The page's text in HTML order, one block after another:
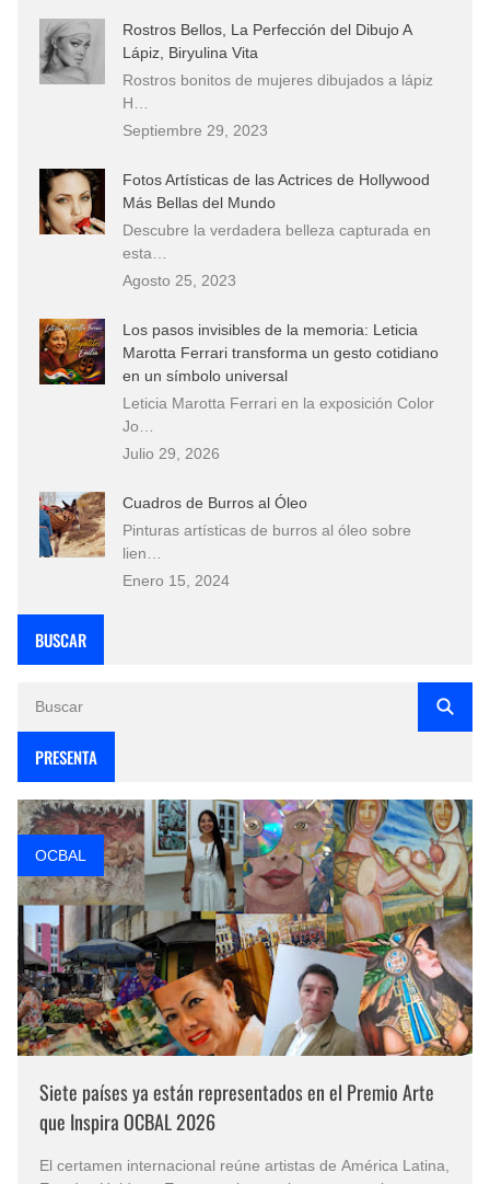
Rostros Bellos, La Perfección del Dibujo A
Lápiz, Biryulina Vita
Rostros bonitos de mujeres dibujados a lápiz
H…
Septiembre 29, 2023
Fotos Artísticas de las Actrices de Hollywood
Más Bellas del Mundo
Descubre la verdadera belleza capturada en
esta…
Agosto 25, 2023
Los pasos invisibles de la memoria: Leticia
Marotta Ferrari transforma un gesto cotidiano
en un símbolo universal
Leticia Marotta Ferrari en la exposición Color
Jo…
Julio 29, 2026
Cuadros de Burros al Óleo
Pinturas artísticas de burros al óleo sobre
lien…
Enero 15, 2024
BUSCAR
PRESENTA
OCBAL
Siete países ya están representados en el Premio Arte
que Inspira OCBAL 2026
El certamen internacional reúne artistas de América Latina,